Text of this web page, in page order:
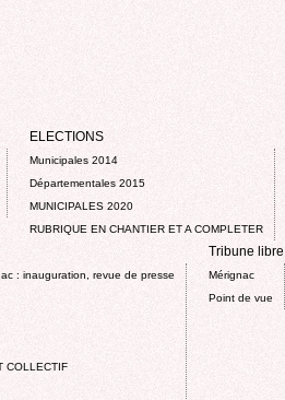
ELECTIONS
Municipales 2014
Départementales 2015
MUNICIPALES 2020
RUBRIQUE EN CHANTIER ET A COMPLETER
: inauguration, revue de presse
COLLECTIF
Tribune libre
Mérignac
Point de vue